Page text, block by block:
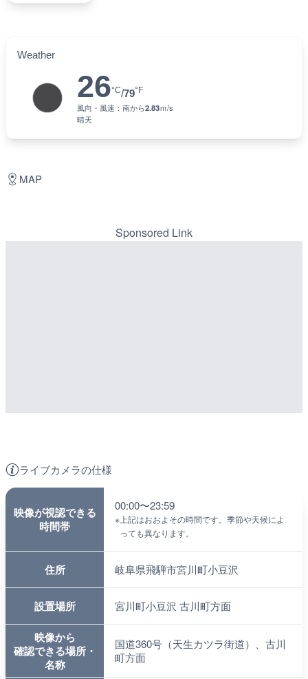
Weather
26°C/79°F
風向・風速： 南から2.83ｍ/s
晴天
ライブカメラの仕様
映像が視認できる
時間帯
00:00〜23:59
※ 上記はおおよその時間です。季節や天候によ
っても異なります。
住所 岐阜県飛騨市宮川町小豆沢
設置場所 宮川町小豆沢 古川町方面
映像から
確認できる場所・
名称
国道360号（天生カツラ街道）、古川
町方面
MAP
Sponsored Link